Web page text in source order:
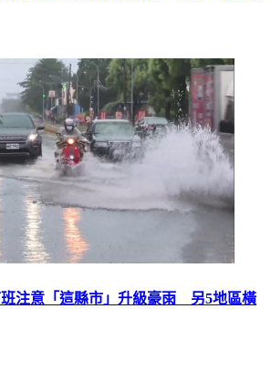
注意「這縣市」升級豪雨 另5地區橫